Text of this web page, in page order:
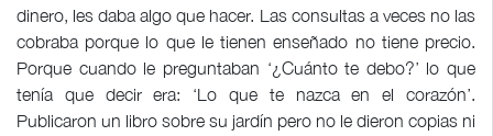
dinero, les daba algo que hacer. Las consultas a veces no las
cobraba porque lo que le tienen enseñado no tiene precio.
Porque cuando le preguntaban ‘¿Cuánto te debo?’ lo que
tenía que decir era: ‘Lo que te nazca en el corazón’.
Publicaron un libro sobre su jardín pero no le dieron copias ni